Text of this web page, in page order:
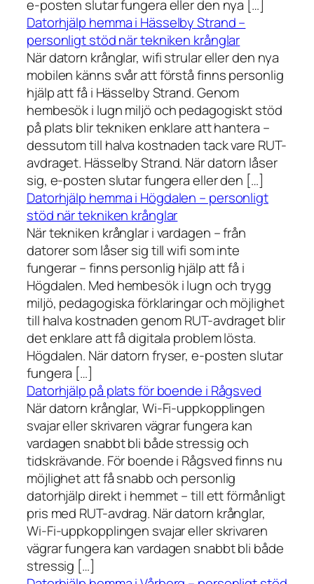
e-posten slutar fungera eller den nya […]
Datorhjälp hemma i Hässelby Strand –
personligt stöd när tekniken krånglar
När datorn krånglar, wifi strular eller den nya
mobilen känns svår att förstå finns personlig
hjälp att få i Hässelby Strand. Genom
hembesök i lugn miljö och pedagogiskt stöd
på plats blir tekniken enklare att hantera –
dessutom till halva kostnaden tack vare RUT-
avdraget. Hässelby Strand. När datorn låser
sig, e-posten slutar fungera eller den […]
Datorhjälp hemma i Högdalen – personligt
stöd när tekniken krånglar
När tekniken krånglar i vardagen – från
datorer som låser sig till wifi som inte
fungerar – finns personlig hjälp att få i
Högdalen. Med hembesök i lugn och trygg
miljö, pedagogiska förklaringar och möjlighet
till halva kostnaden genom RUT-avdraget blir
det enklare att få digitala problem lösta.
Högdalen. När datorn fryser, e-posten slutar
fungera […]
Datorhjälp på plats för boende i Rågsved
När datorn krånglar, Wi-Fi-uppkopplingen
svajar eller skrivaren vägrar fungera kan
vardagen snabbt bli både stressig och
tidskrävande. För boende i Rågsved finns nu
möjlighet att få snabb och personlig
datorhjälp direkt i hemmet – till ett förmånligt
pris med RUT-avdrag. När datorn krånglar,
Wi-Fi-uppkopplingen svajar eller skrivaren
vägrar fungera kan vardagen snabbt bli både
stressig […]